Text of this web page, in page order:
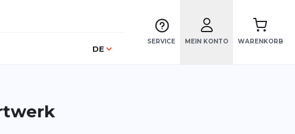
Sprache
DE
SERVICE MEIN KONTO WARENKORB